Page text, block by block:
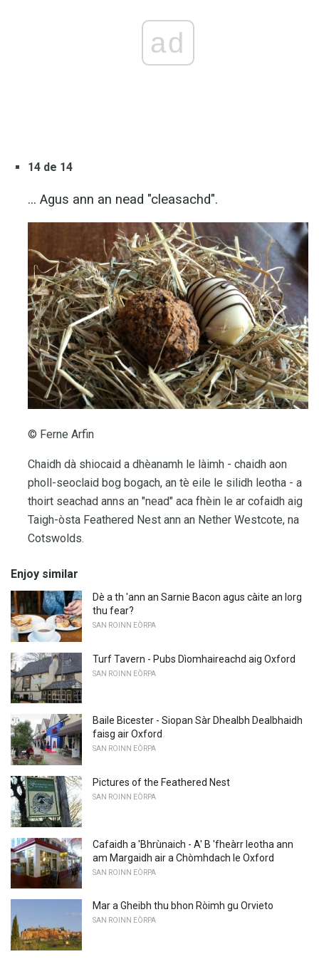
ad
14 de 14
... Agus ann an nead "cleasachd".
© Ferne Arfin
Chaidh dà shiocaid a dhèanamh le làimh - chaidh aon
pholl-seoclaid bog bogach, an tè eile le silidh leotha - a
thoirt seachad anns an "nead" aca fhèin le ar cofaidh aig
Taigh-òsta Feathered Nest ann an Nether Westcote, na
Cotswolds.
Enjoy similar
Dè a th 'ann an Sarnie Bacon agus càite an lorg
thu fear?
SAN ROINN EÒRPA
Turf Tavern - Pubs Dìomhaireachd aig Oxford
SAN ROINN EÒRPA
Baile Bicester - Siopan Sàr Dhealbh Dealbhaidh
faisg air Oxford
SAN ROINN EÒRPA
Pictures of the Feathered Nest
SAN ROINN EÒRPA
Cafaidh a 'Bhrùnaich - A' B 'fheàrr leotha ann
am Margaidh air a Chòmhdach le Oxford
SAN ROINN EÒRPA
Mar a Gheibh thu bhon Ròimh gu Orvieto
SAN ROINN EÒRPA